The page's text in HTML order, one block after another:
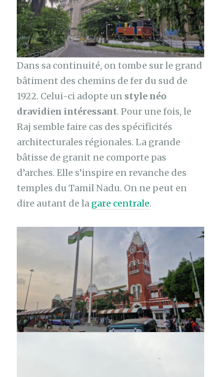
Dans sa continuité, on tombe sur le grand
bâtiment des chemins de fer du sud de
1922. Celui-ci adopte un style néo
dravidien intéressant. Pour une fois, le
Raj semble faire cas des spécificités
architecturales régionales. La grande
bâtisse de granit ne comporte pas
d’arches. Elle s’inspire en revanche des
temples du Tamil Nadu. On ne peut en
dire autant de la gare centrale.